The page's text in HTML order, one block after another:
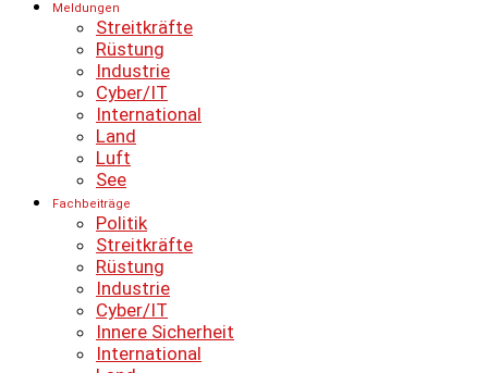
Meldungen
Streitkräfte
Rüstung
Industrie
Cyber/IT
International
Land
Luft
See
Fachbeiträge
Politik
Streitkräfte
Rüstung
Industrie
Cyber/IT
Innere Sicherheit
International